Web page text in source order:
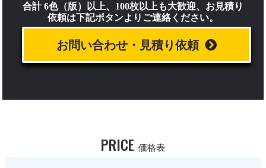
合計 6色（版）以上、100枚以上も大歓迎、お見積り
依頼は下記ボタンよりご連絡ください。
お問い合わせ・見積り依頼
PRICE 価格表